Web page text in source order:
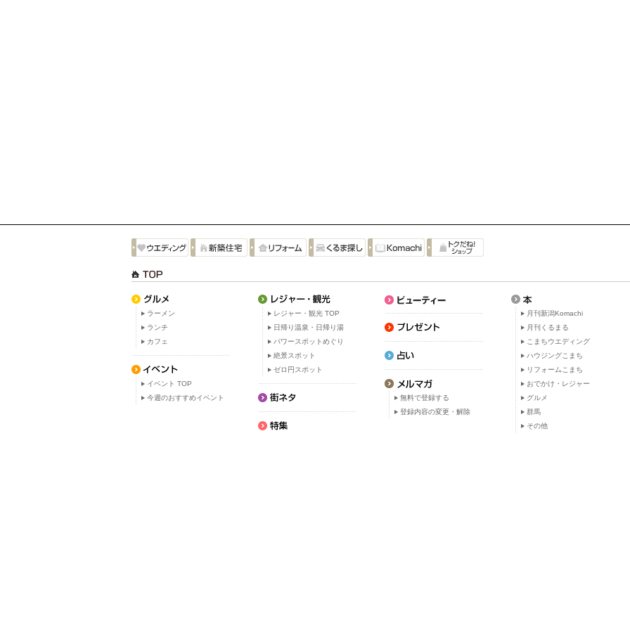
ラーメン
ランチ
カフェ
イベント TOP
今週のおすすめイベント
レジャー・観光 TOP
日帰り温泉・日帰り湯
パワースポットめぐり
絶景スポット
ゼロ円スポット
無料で登録する
登録内容の変更・解除
月刊新潟Komachi
月刊くるまる
こまちウエディング
ハウジングこまち
リフォームこまち
おでかけ・レジャー
グルメ
群馬
その他